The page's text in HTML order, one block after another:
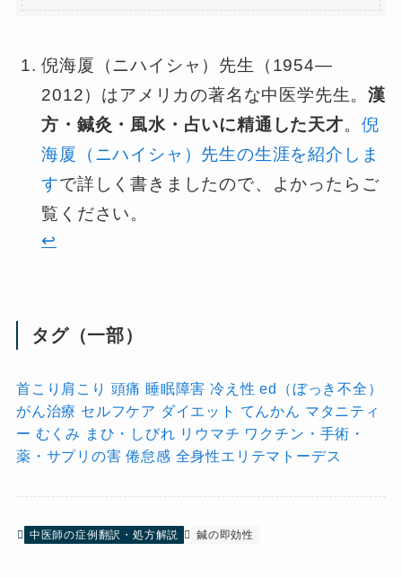
倪海厦（ニハイシャ）先生（1954—
2012）はアメリカの著名な中医学先生。漢
方・鍼灸・風水・占いに精通した天才。 倪
海厦（ニハイシャ）先生の生涯を紹介しま
すで詳しく書きましたので、よかったらご
覧ください。
↩︎
タグ（一部）
首こり肩こり 頭痛 睡眠障害 冷え性 ed（ぼっき不全）
がん治療 セルフケア ダイエット てんかん
マタニティ
ー むくみ まひ・しびれ リウマチ ワクチン・手術・
薬・サプリの害 倦怠感 全身性エリテマトーデス
中医師の症例翻訳・処方解説 鍼の即効性